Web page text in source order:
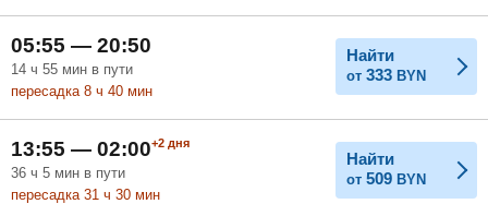
05:55 — 20:50
14 ч 55 мин в пути
пересадка 8 ч 40 мин
Найти
от 333 BYN
13:55 — 02:00+2 дня
36 ч 5 мин в пути
пересадка 31 ч 30 мин
Найти
от 509 BYN